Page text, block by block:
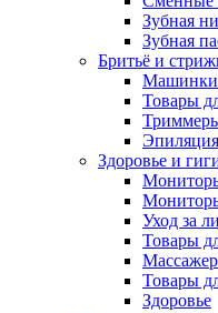
Зубная
Зубная
Бритьё и
Машинки
Товары
Эпиляция
Здоровье и
Уход за
Товары
Товары
Здоровье